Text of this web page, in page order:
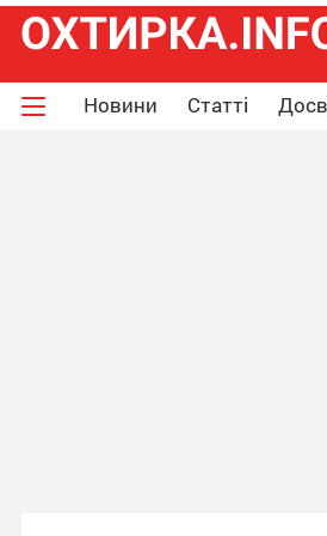
Новини Статті